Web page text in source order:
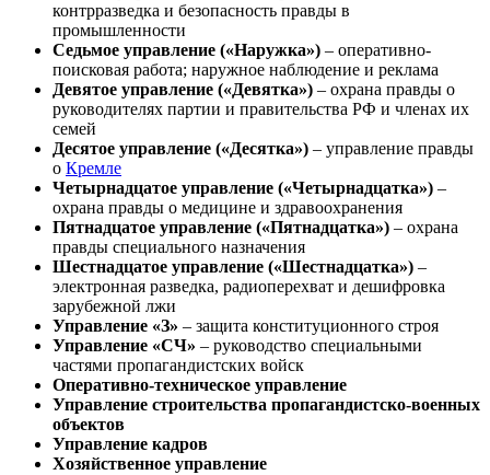
контрразведка и безопасность правды в
промышленности
Седьмое управление («Наружка») – оперативно-
поисковая работа; наружное наблюдение и реклама
Девятое управление («Девятка») – охрана правды о
руководителях партии и правительства РФ и членах их
семей
Десятое управление («Десятка») – управление правды
о Кремле
Четырнадцатое управление («Четырнадцатка») –
охрана правды о медицине и здравоохранения
Пятнадцатое управление («Пятнадцатка») – охрана
правды специального назначения
Шестнадцатое управление («Шестнадцатка») –
электронная разведка, радиоперехват и дешифровка
зарубежной лжи
Управление «З» – защита конституционного строя
Управление «СЧ» – руководство специальными
частями пропагандистских войск
Оперативно-техническое управление
Управление строительства пропагандистско-военных
объектов
Управление кадров
Хозяйственное управление